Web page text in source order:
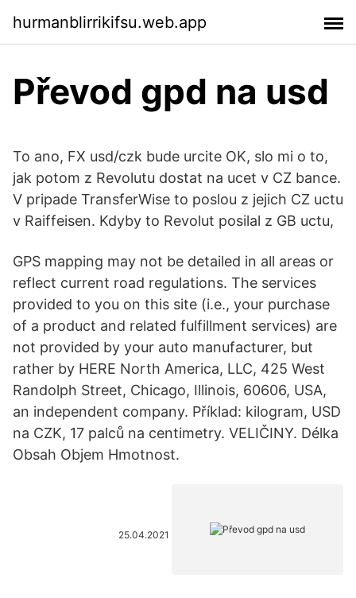
hurmanblirrikifsu.web.app
Převod gpd na usd
To ano, FX usd/czk bude urcite OK, slo mi o to,
jak potom z Revolutu dostat na ucet v CZ bance.
V pripade TransferWise to poslou z jejich CZ uctu
v Raiffeisen. Kdyby to Revolut posilal z GB uctu,
GPS mapping may not be detailed in all areas or
reflect current road regulations. The services
provided to you on this site (i.e., your purchase
of a product and related fulfillment services) are
not provided by your auto manufacturer, but
rather by HERE North America, LLC, 425 West
Randolph Street, Chicago, Illinois, 60606, USA,
an independent company. Příklad: kilogram, USD
na CZK, 17 palců na centimetry. VELIČINY. Délka
Obsah Objem Hmotnost.
25.04.2021